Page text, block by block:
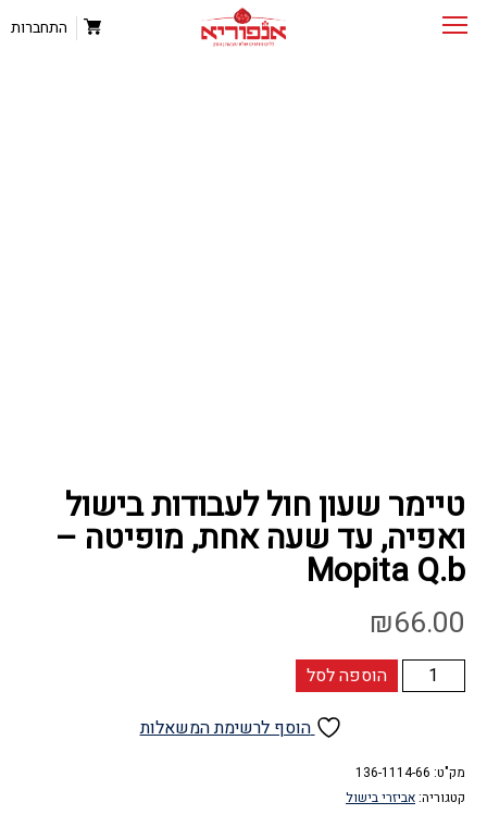
התחברות
טיימר שעון חול לעבודות בישול
ואפיה, עד שעה אחת, מופיטה –
Mopita Q.b
₪66.00
כמות
של
חול
לעבודות
הוספה לסל
הוסף לרשימת המשאלות
מק"ט: 136-1114-66
קטגוריה: אביזרי בישול